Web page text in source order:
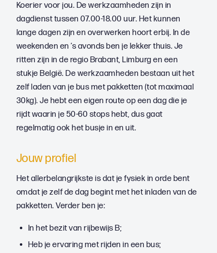
Koerier voor jou. De werkzaamheden zijn in
dagdienst tussen 07.00-18.00 uur. Het kunnen
lange dagen zijn en overwerken hoort erbij. In de
weekenden en ’s avonds ben je lekker thuis. Je
ritten zijn in de regio Brabant, Limburg en een
stukje België. De werkzaamheden bestaan uit het
zelf laden van je bus met pakketten (tot maximaal
30kg). Je hebt een eigen route op een dag die je
rijdt waarin je 50-60 stops hebt, dus gaat
regelmatig ook het busje in en uit.
Jouw profiel
Het allerbelangrijkste is dat je fysiek in orde bent
omdat je zelf de dag begint met het inladen van de
pakketten. Verder ben je:
In het bezit van rijbewijs B;
Heb je ervaring met rijden in een bus;